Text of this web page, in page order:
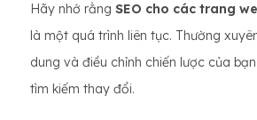
Hãy nhớ rằng SEO cho các trang
là một quá trình liên tục. Thường
dung và điều chỉnh chiến lược của
tìm kiếm thay đổi.